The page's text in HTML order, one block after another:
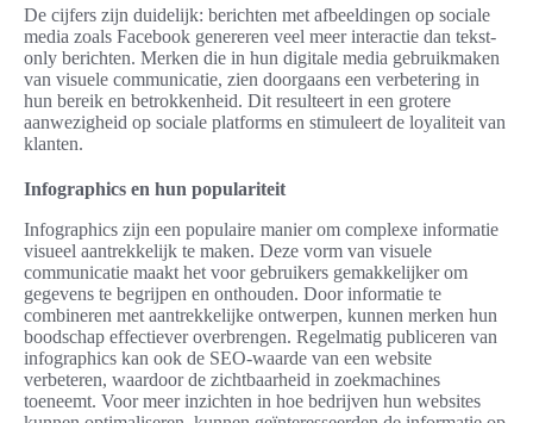
De cijfers zijn duidelijk: berichten met afbeeldingen op sociale
media zoals Facebook genereren veel meer interactie dan tekst-
only berichten. Merken die in hun digitale media gebruikmaken
van visuele communicatie, zien doorgaans een verbetering in
hun bereik en betrokkenheid. Dit resulteert in een grotere
aanwezigheid op sociale platforms en stimuleert de loyaliteit van
klanten.
Infographics en hun populariteit
Infographics zijn een populaire manier om complexe informatie
visueel aantrekkelijk te maken. Deze vorm van visuele
communicatie maakt het voor gebruikers gemakkelijker om
gegevens te begrijpen en onthouden. Door informatie te
combineren met aantrekkelijke ontwerpen, kunnen merken hun
boodschap effectiever overbrengen. Regelmatig publiceren van
infographics kan ook de SEO-waarde van een website
verbeteren, waardoor de zichtbaarheid in zoekmachines
toeneemt. Voor meer inzichten in hoe bedrijven hun websites